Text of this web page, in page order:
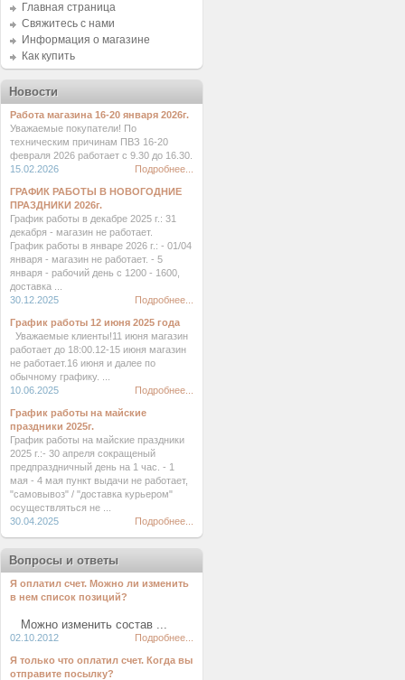
Главная страница
Свяжитесь с нами
Информация о магазине
Как купить
Новости
Работа магазина 16-20 января 2026г.
Уважаемые покупатели! По
техническим причинам ПВЗ 16-20
февраля 2026 работает с 9.30 до 16.30.
15.02.2026
Подробнее...
ГРАФИК РАБОТЫ В НОВОГОДНИЕ
ПРАЗДНИКИ 2026г.
График работы в декабре 2025 г.: 31
декабря - магазин не работает.
График работы в январе 2026 г.: - 01/04
января - магазин не работает. - 5
января - рабочий день с 1200 - 1600,
доставка ...
30.12.2025
Подробнее...
График работы 12 июня 2025 года
Уважаемые клиенты!11 июня магазин
работает до 18:00.12-15 июня магазин
не работает.16 июня и далее по
обычному графику. ...
10.06.2025
Подробнее...
График работы на майские
праздники 2025г.
График работы на майские праздники
2025 г.:- 30 апреля сокращеный
предпраздничный день на 1 час. - 1
мая - 4 мая пункт выдачи не работает,
"самовывоз" / "доставка курьером"
осуществляться не ...
30.04.2025
Подробнее...
Вопросы и ответы
Я оплатил счет. Можно ли изменить
в нем список позиций?
Можно изменить состав ...
02.10.2012 Подробнее...
Я только что оплатил счет. Когда вы
отправите посылку?